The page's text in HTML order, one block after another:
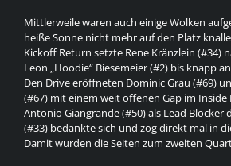
Mittlerweile waren auch einige Wolken
heiße Sonne nicht mehr auf den Platz
Kickoff Return setzte Rene Kränzlein (#34)
Leon „Hoodie“ Biesemeier (#2) bis knapp
Den Drive eröffneten Dominic Grau (#69)
(#67) mit einem weit offenen Gap im Inside
Antonio Giangrande (#50) als Lead Blocker
(#33) bedankte sich und zog direkt mal in
Damit wurden die Seiten zum zweiten